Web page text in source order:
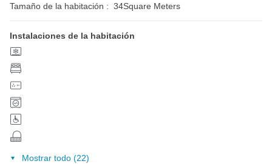
Tamaño de la habitación : 34Square Meters
Instalaciones de la habitación
Mostrar todo (22)